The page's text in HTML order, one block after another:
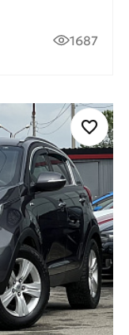
1687